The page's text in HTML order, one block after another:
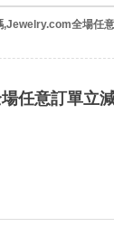
全場任
任意訂單立